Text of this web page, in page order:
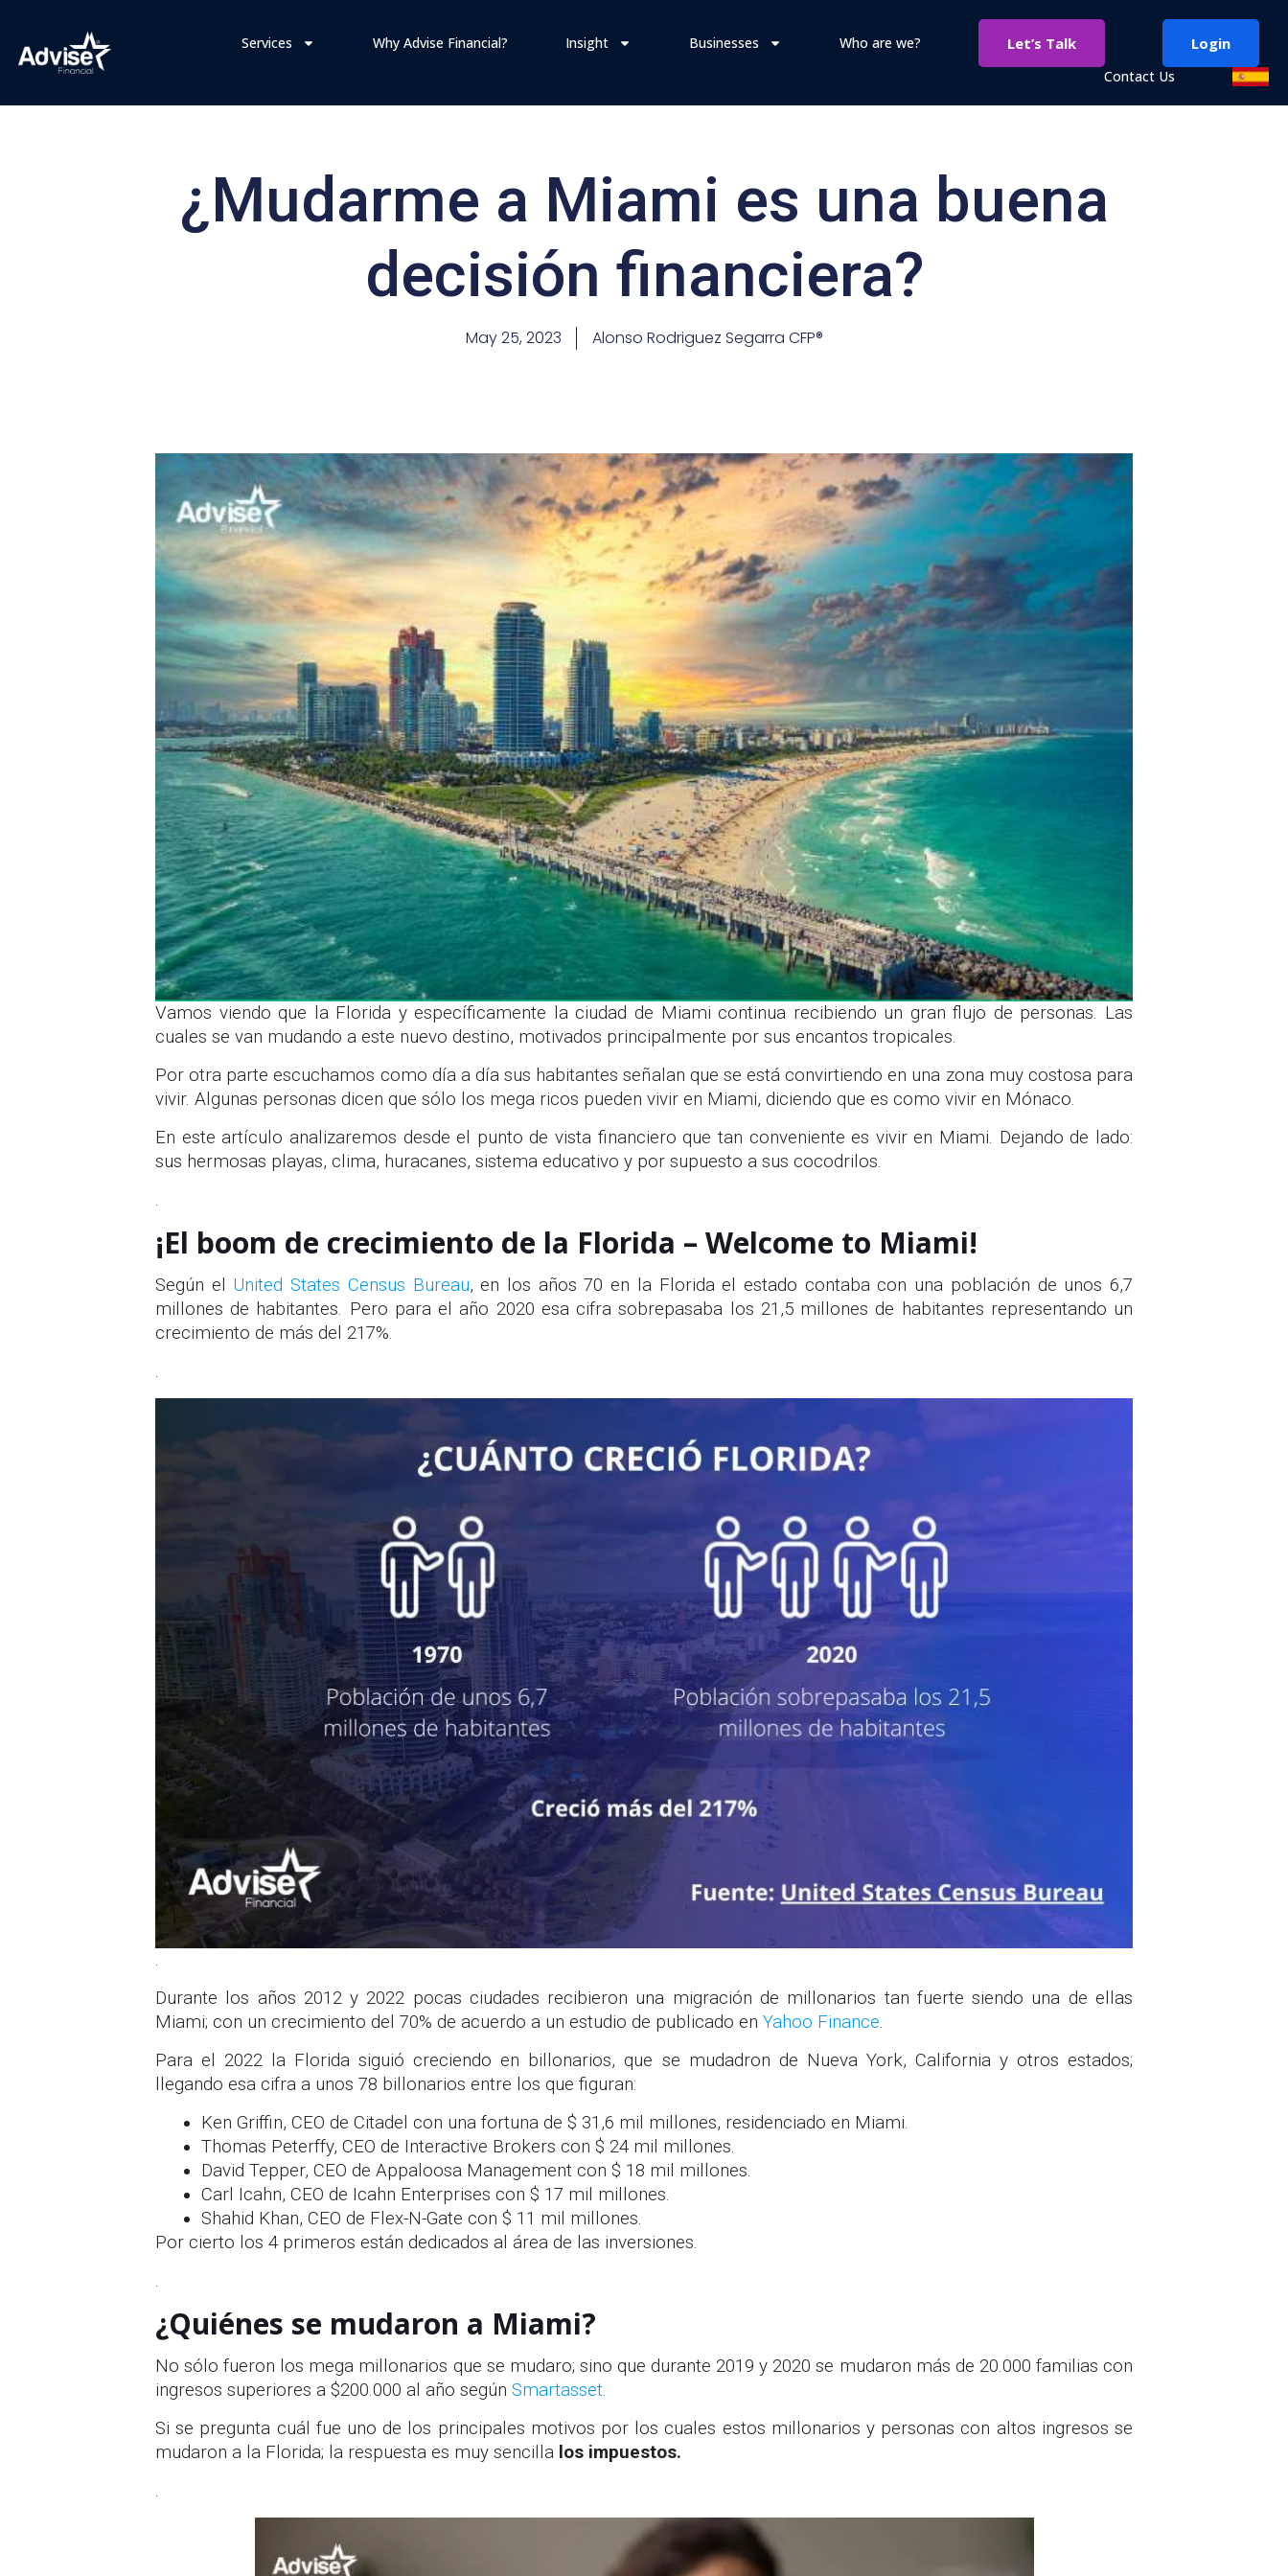
Services Why Advise Financial? Insight Businesses Who are we? Let’s Talk Login
Contact Us
¿Mudarme a Miami es una buena
decisión financiera?
May 25, 2023 Alonso Rodriguez Segarra CFP®
Vamos viendo que la Florida y específicamente la ciudad de Miami continua recibiendo un gran flujo de personas. Las
cuales se van mudando a este nuevo destino, motivados principalmente por sus encantos tropicales.
Por otra parte escuchamos como día a día sus habitantes señalan que se está convirtiendo en una zona muy costosa para
vivir. Algunas personas dicen que sólo los mega ricos pueden vivir en Miami, diciendo que es como vivir en Mónaco.
En este artículo analizaremos desde el punto de vista financiero que tan conveniente es vivir en Miami. Dejando de lado:
sus hermosas playas, clima, huracanes, sistema educativo y por supuesto a sus cocodrilos.
.
¡El boom de crecimiento de la Florida – Welcome to Miami!
Según el United States Census Bureau, en los años 70 en la Florida el estado contaba con una población de unos 6,7
millones de habitantes. Pero para el año 2020 esa cifra sobrepasaba los 21,5 millones de habitantes representando un
crecimiento de más del 217%.
.
.
Durante los años 2012 y 2022 pocas ciudades recibieron una migración de millonarios tan fuerte siendo una de ellas
Miami; con un crecimiento del 70% de acuerdo a un estudio de publicado en Yahoo Finance.
Para el 2022 la Florida siguió creciendo en billonarios, que se mudadron de Nueva York, California y otros estados;
llegando esa cifra a unos 78 billonarios entre los que figuran:
Ken Griffin, CEO de Citadel con una fortuna de $ 31,6 mil millones, residenciado en Miami.
Thomas Peterffy, CEO de Interactive Brokers con $ 24 mil millones.
David Tepper, CEO de Appaloosa Management con $ 18 mil millones.
Carl Icahn, CEO de Icahn Enterprises con $ 17 mil millones.
Shahid Khan, CEO de Flex-N-Gate con $ 11 mil millones.
Por cierto los 4 primeros están dedicados al área de las inversiones.
.
¿Quiénes se mudaron a Miami?
No sólo fueron los mega millonarios que se mudaro; sino que durante 2019 y 2020 se mudaron más de 20.000 familias con
ingresos superiores a $200.000 al año según Smartasset.
Si se pregunta cuál fue uno de los principales motivos por los cuales estos millonarios y personas con altos ingresos se
mudaron a la Florida; la respuesta es muy sencilla los impuestos.
.